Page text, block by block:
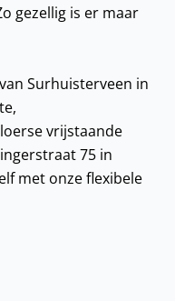
gezellig is er maar
Surhuisterveen in
vrijstaande
75 in
met onze flexibele